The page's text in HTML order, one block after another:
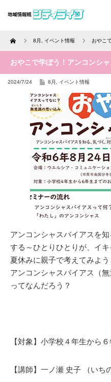
Home 8月 イベント情報 おやこ
おやこで学ぼう！アンコンシ
2024/7/24 8月 イベント情報
アンコンシャスバイアスを
する～ひとりひとりが、イ
夏休みに親子で考えてみよう
アンコンシャスバイアス（
ってなんだろう？
【対象】小学校４年生から
【講師】一ノ瀬 史子 （いち